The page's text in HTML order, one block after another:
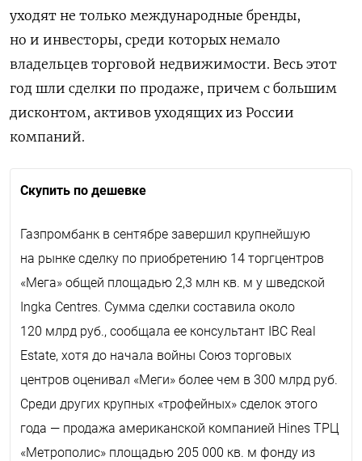
уходят не только международные бренды,
но и инвесторы, среди которых немало
владельцев торговой недвижимости. Весь этот
год шли сделки по продаже, причем с большим
дисконтом, активов уходящих из России
компаний.
Скупить по дешевке
Газпромбанк в сентябре завершил крупнейшую
на рынке сделку по приобретению 14 торгцентров
«Мега» общей площадью 2,3 млн кв. м у шведской
Ingka Centres. Сумма сделки составила около
120 млрд руб., сообщала ее консультант IBC Real
Estate, хотя до начала войны Союз торговых
центров оценивал «Меги» более чем в 300 млрд руб.
Среди других крупных «трофейных» сделок этого
года — продажа американской компанией Hines ТРЦ
«Метрополис» площадью 205 000 кв. м фонду из